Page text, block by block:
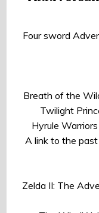
Four sword
Breath of the
Twilight
Hyrule
A link to the
Zelda II: The